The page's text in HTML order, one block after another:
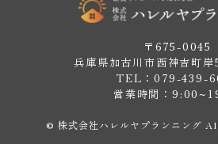
〒675-0045
兵庫県加古川市西神吉町
TEL：079-439-
営業時間：
© 株式会社ハレルヤプランニング